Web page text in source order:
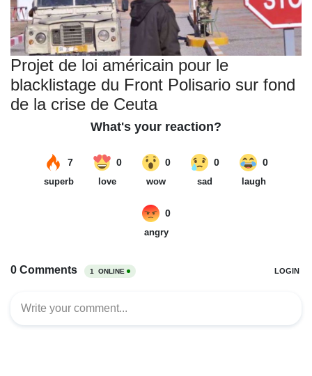
Projet de loi américain pour le
blacklistage du Front Polisario sur fond
de la crise de Ceuta